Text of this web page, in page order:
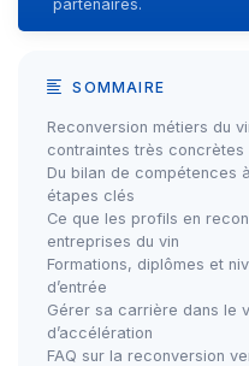
partenaires.
SOMMAIRE
Reconversion métiers du
contraintes très concrètes
Du bilan de compétences
étapes clés
Ce que les profils en
entreprises du vin
Formations, diplômes et
d’entrée
Gérer sa carrière dans le
d’accélération
FAQ sur la reconversion